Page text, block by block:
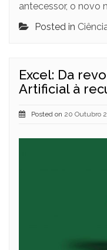
antecessor, o novo
Posted in
Excel: Da
Artificial à
Posted on 20 Outubro